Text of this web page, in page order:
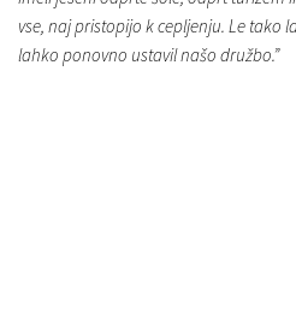
vse, naj pristopijo k cepljenju. Le tako
lahko ponovno ustavil našo družbo.”